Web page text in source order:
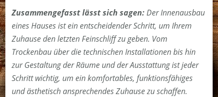
Zusammengefasst lässt sich sagen:Der Innenausbau
eines Hauses ist ein entscheidender Schritt, um Ihrem
Zuhause den letzten Feinschliff zu geben. Vom
Trockenbau über die technischen Installationen bis hin
zur Gestaltung der Räume und der Ausstattung ist jeder
Schritt wichtig, um ein komfortables, funktionsfähiges
und ästhetisch ansprechendes Zuhause zu schaffen.